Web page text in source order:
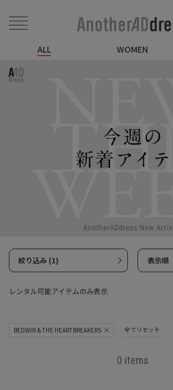
ALL WOMEN
絞り込み (1) 表示順
レンタル可能アイテムのみ表示
BEDWIN & THE HEARTBREAKERS 全てリセット
0 items